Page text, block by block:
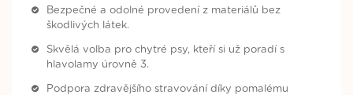
Bezpečné a odolné provedení z materiálů bez
škodlivých látek.
Skvělá volba pro chytré psy, kteří si už poradí s
hlavolamy úrovně 3.
Podpora zdravějšího stravování díky pomalému